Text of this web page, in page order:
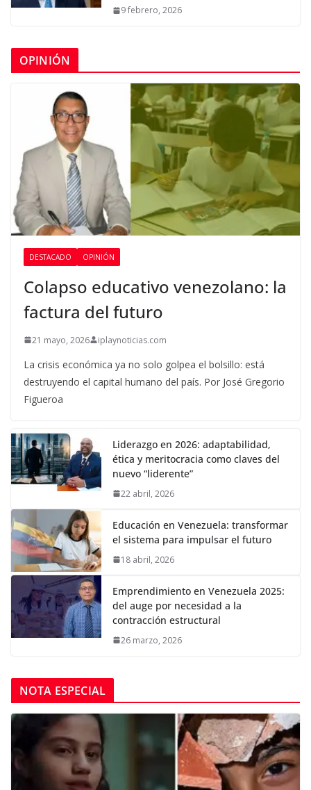
9 febrero, 2026
OPINIÓN
DESTACADO OPINIÓN
Colapso educativo venezolano: la
factura del futuro
21 mayo, 2026 iplaynoticias.com
La crisis económica ya no solo golpea el bolsillo: está
destruyendo el capital humano del país. Por José Gregorio
Figueroa
Liderazgo en 2026: adaptabilidad,
ética y meritocracia como claves del
nuevo “liderente”
22 abril, 2026
Educación en Venezuela: transformar
el sistema para impulsar el futuro
18 abril, 2026
Emprendimiento en Venezuela 2025:
del auge por necesidad a la
contracción estructural
26 marzo, 2026
NOTA ESPECIAL